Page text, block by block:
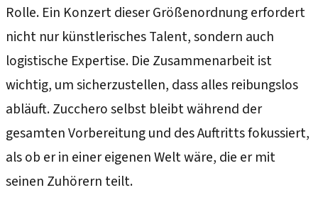
Rolle. Ein Konzert dieser Größenordnung erfordert
nicht nur künstlerisches Talent, sondern auch
logistische Expertise. Die Zusammenarbeit ist
wichtig, um sicherzustellen, dass alles reibungslos
abläuft. Zucchero selbst bleibt während der
gesamten Vorbereitung und des Auftritts fokussiert,
als ob er in einer eigenen Welt wäre, die er mit
seinen Zuhörern teilt.